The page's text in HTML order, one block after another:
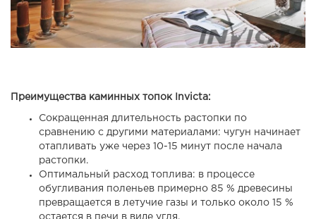
Преимущества каминных топок Invicta:
Сокращенная длительность растопки по
сравнению с другими материалами: чугун начинает
отапливать уже через 10-15 минут после начала
растопки.
Оптимальный расход топлива: в процессе
обугливания поленьев примерно 85 % древесины
превращается в летучие газы и только около 15 %
остается в печи в виде угля.